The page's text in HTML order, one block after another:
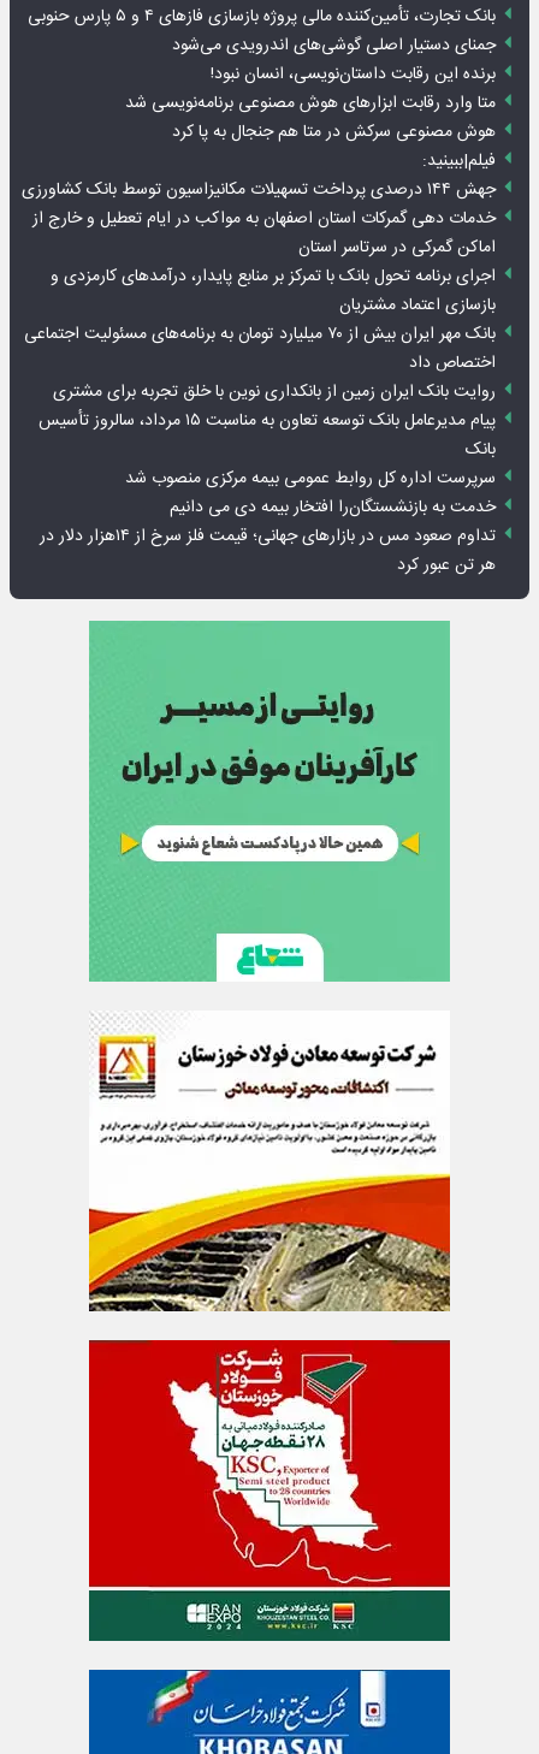
بانک تجارت، تأمین‌کننده مالی پروژه بازسازی فازهای ۴ و ۵ پارس حنوبی
جمنای دستیار اصلی گوشی‌های اندرویدی می‌شود
برنده این رقابت داستان‌نویسی، انسان نبود!
متا وارد رقابت ابزارهای هوش مصنوعی برنامه‌نویسی شد
هوش مصنوعی سرکش در متا هم جنجال به پا کرد
فیلم|ببینید:
جهش ۱۴۴ درصدی پرداخت تسهیلات مکانیزاسیون توسط بانک کشاورزی
خدمات دهی گمرکات استان اصفهان به مواکب در ایام تعطیل و خارج از
اماکن گمرکی در سرتاسر استان
اجرای برنامه تحول بانک با تمرکز بر منابع پایدار، درآمدهای کارمزدی و
بازسازی اعتماد مشتریان
بانک مهر ایران بیش از ۷۰ میلیارد تومان به برنامه‌های مسئولیت اجتماعی
اختصاص داد
روایت بانک ایران زمین از بانکداری نوین با خلق تجربه برای مشتری
پیام مدیرعامل بانک توسعه تعاون به مناسبت ۱۵ مرداد، سالروز تأسیس
بانک
سرپرست اداره کل روابط عمومی بیمه مرکزی منصوب شد
خدمت به بازنشستگان‌را افتخار بیمه دی می دانیم
تداوم صعود مس در بازارهای جهانی؛ قیمت فلز سرخ از ۱۴هزار دلار در
هر تن عبور کرد